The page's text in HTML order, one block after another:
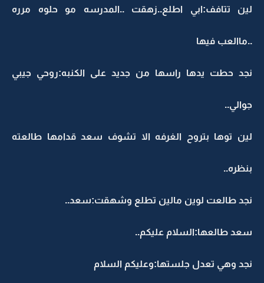
لين تتافف:ابي اطلع..زهقت ..المدرسه مو حلوه مرره
..ماالعب فيها
نجد حطت يدها راسها من جديد على الكنبه:روحي جيبي
جوالي..
لين توها بتروح الغرفه الا تشوف سعد قدامها طالعته
بنظره..
نجد طالعت لوين مالين تطلع وشهقت:سعد..
سعد طالعها:السلام عليكم..
نجد وهي تعدل جلستها:وعليكم السلام